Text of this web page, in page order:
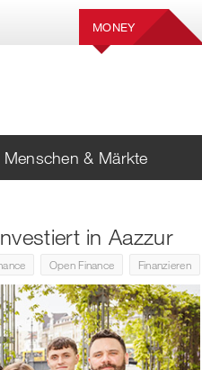
MONEY
Menschen & Märkte
in Aazzur
Open Finance Finanzieren